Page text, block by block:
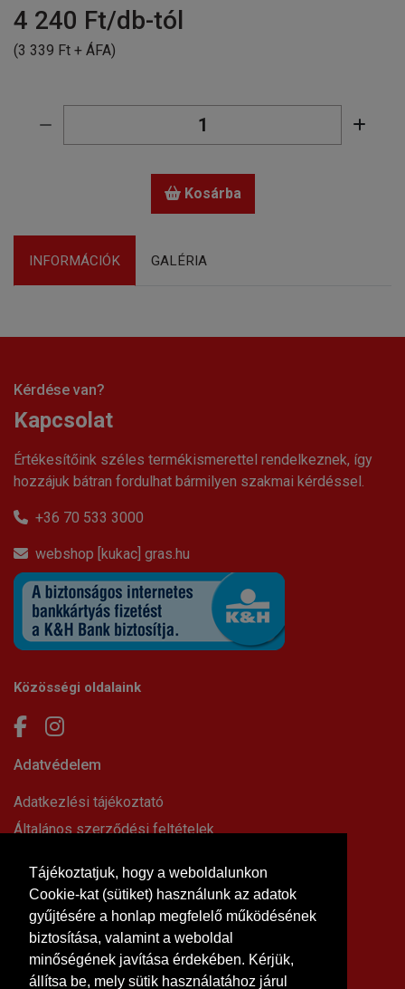
Tájékoztatjuk, hogy a weboldalunkon
Cookie-kat (sütiket) használunk az adatok
gyűjtésére a honlap megfelelő működésének
biztosítása, valamint a weboldal
minőségének javítása érdekében. Kérjük,
állítsa be, mely sütik használatához járul
4 240 Ft/db-tól
(3 339 Ft + ÁFA)
Kosárba
INFORMÁCIÓK GALÉRIA
Kérdése van?
Kapcsolat
Értékesítőink széles termékismerettel rendelkeznek, így
hozzájuk bátran fordulhat bármilyen szakmai kérdéssel.
+36 70 533 3000
webshop [kukac] gras.hu
Közösségi oldalaink
Adatvédelem
Adatkezlési tájékoztató
Általános szerződési feltételek
Impresszum
Süti beállítások
Információk
Hírek, cikkek